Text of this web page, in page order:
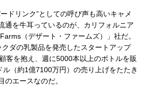
ドリンク”としての呼び声も高いキャメ
通を牛耳っているのが、カリフォルニア
（デザート・ファームズ）」社だ。
ダの乳製品を発売したスタートアップ
客を抱え、週に5000本以上のボトルを販
（約1億7100万円）の売り上げをたたき
のエースなのだ。